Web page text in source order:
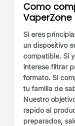
Como
VaperZone
Si eres
un dispositivo
compatible. Si
interese filtrar
formato. Si
tu familia de
Nuestro
rapido al
preparados,